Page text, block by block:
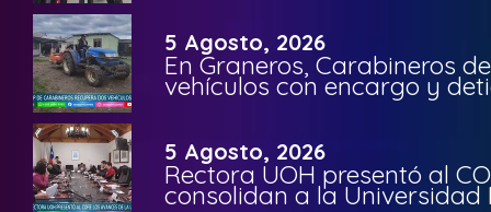
5 Agosto, 2026
En Graneros, Carabineros
vehículos con encargo y
5 Agosto, 2026
Rectora UOH presentó al
consolidan a la Universidad